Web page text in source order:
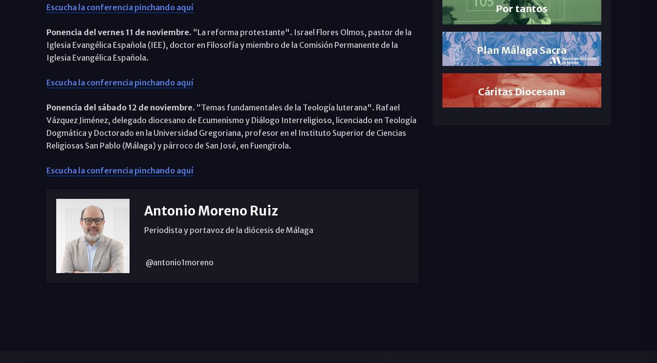
Escucha la conferencia pinchando aquí
Ponencia del vernes 11 de noviembre. “La reforma protestante". Israel Flores Olmos, pastor de la
Iglesia Evangélica Española (IEE), doctor en Filosofía y miembro de la Comisión Permanente de la
Iglesia Evangélica Española.
Escucha la conferencia pinchando aquí
Ponencia del sábado 12 de noviembre. “Temas fundamentales de la Teología luterana". Rafael
Vázquez Jiménez, delegado diocesano de Ecumenismo y Diálogo Interreligioso, licenciado en Teología
Dogmática y Doctorado en la Universidad Gregoriana, profesor en el Instituto Superior de Ciencias
Religiosas San Pablo (Málaga) y párroco de San José, en Fuengirola.
Escucha la conferencia pinchando aquí
Antonio Moreno Ruiz
Periodista y portavoz de la diócesis de Málaga
@antonio1moreno
Por tantos
Plan Málaga Sacra
Cáritas Diocesana